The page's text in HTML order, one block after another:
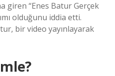
giren “Enes Batur Gerçek
olduğunu iddia etti.
bir video yayınlayarak